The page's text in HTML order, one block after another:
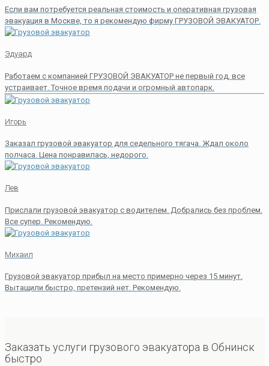
Если вам потребуется реальная стоимость и оперативная грузовая
эвакуация в Москве, то я рекомендую фирму ГРУЗОВОЙ ЭВАКУАТОР.
Эдуард
Работаем с компанией ГРУЗОВОЙ ЭВАКУАТОР не первый год, все
устраивает. Точное время подачи и огромный автопарк.
Игорь
Заказал грузовой эвакуатор для седельного тягача. Ждал около
полчаса. Цена понравилась, недорого.
Лев
Прислали грузовой эвакуатор с водителем. Добрались без проблем.
Все супер. Рекомендую.
Михаил
Грузовой эвакуатор прибыл на место примерно через 15 минут.
Вытащили быстро, претензий нет. Рекомендую.
Заказать услуги грузового эвакуатора в Обнинск
быстро